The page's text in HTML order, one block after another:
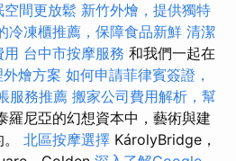
間更放鬆 新竹外燴，提供獨特
冷凍櫃推薦，保障食品新鮮 清潔
用 台中市按摩服務 和我們一起在
燴方案 如何申請菲律賓簽證，
服務推薦 搬家公司費用解析，幫
羅尼亞的幻想資本中，藝術與建
北區按摩選擇 KárolyBridge，